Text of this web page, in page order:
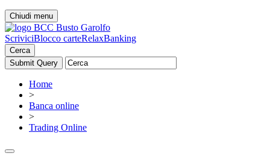
Chiudi menu
ScriviciBlocco carteRelaxBanking
Cerca
Home
>
Banca online
>
Trading Online